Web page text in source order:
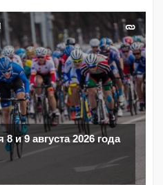
и 9 августа 2026 года